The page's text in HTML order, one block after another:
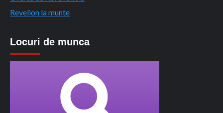
Revelion la munte
Locuri de munca